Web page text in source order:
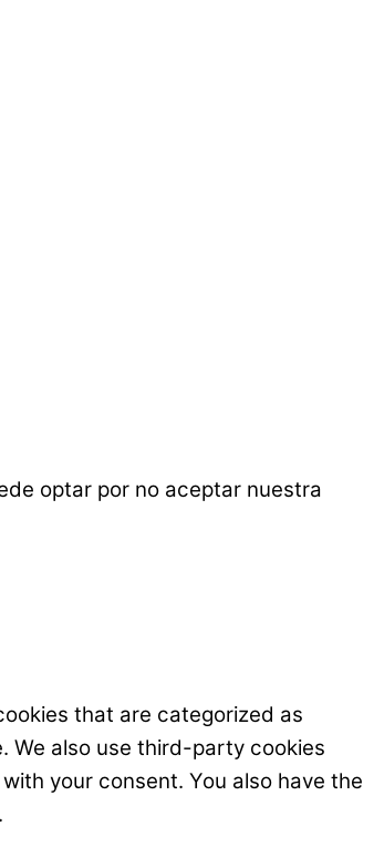
optar por no aceptar nuestra
that are categorized as
We also use third-party cookies
your consent. You also have the